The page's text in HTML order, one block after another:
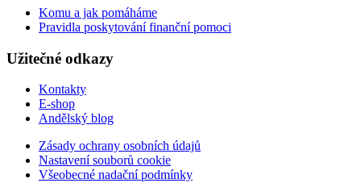
Komu a jak pomáháme
Pravidla poskytování finanční pomoci
Užitečné odkazy
Kontakty
E-shop
Andělský blog
Zásady ochrany osobních údajů
Nastavení souborů cookie
Všeobecné nadační podmínky